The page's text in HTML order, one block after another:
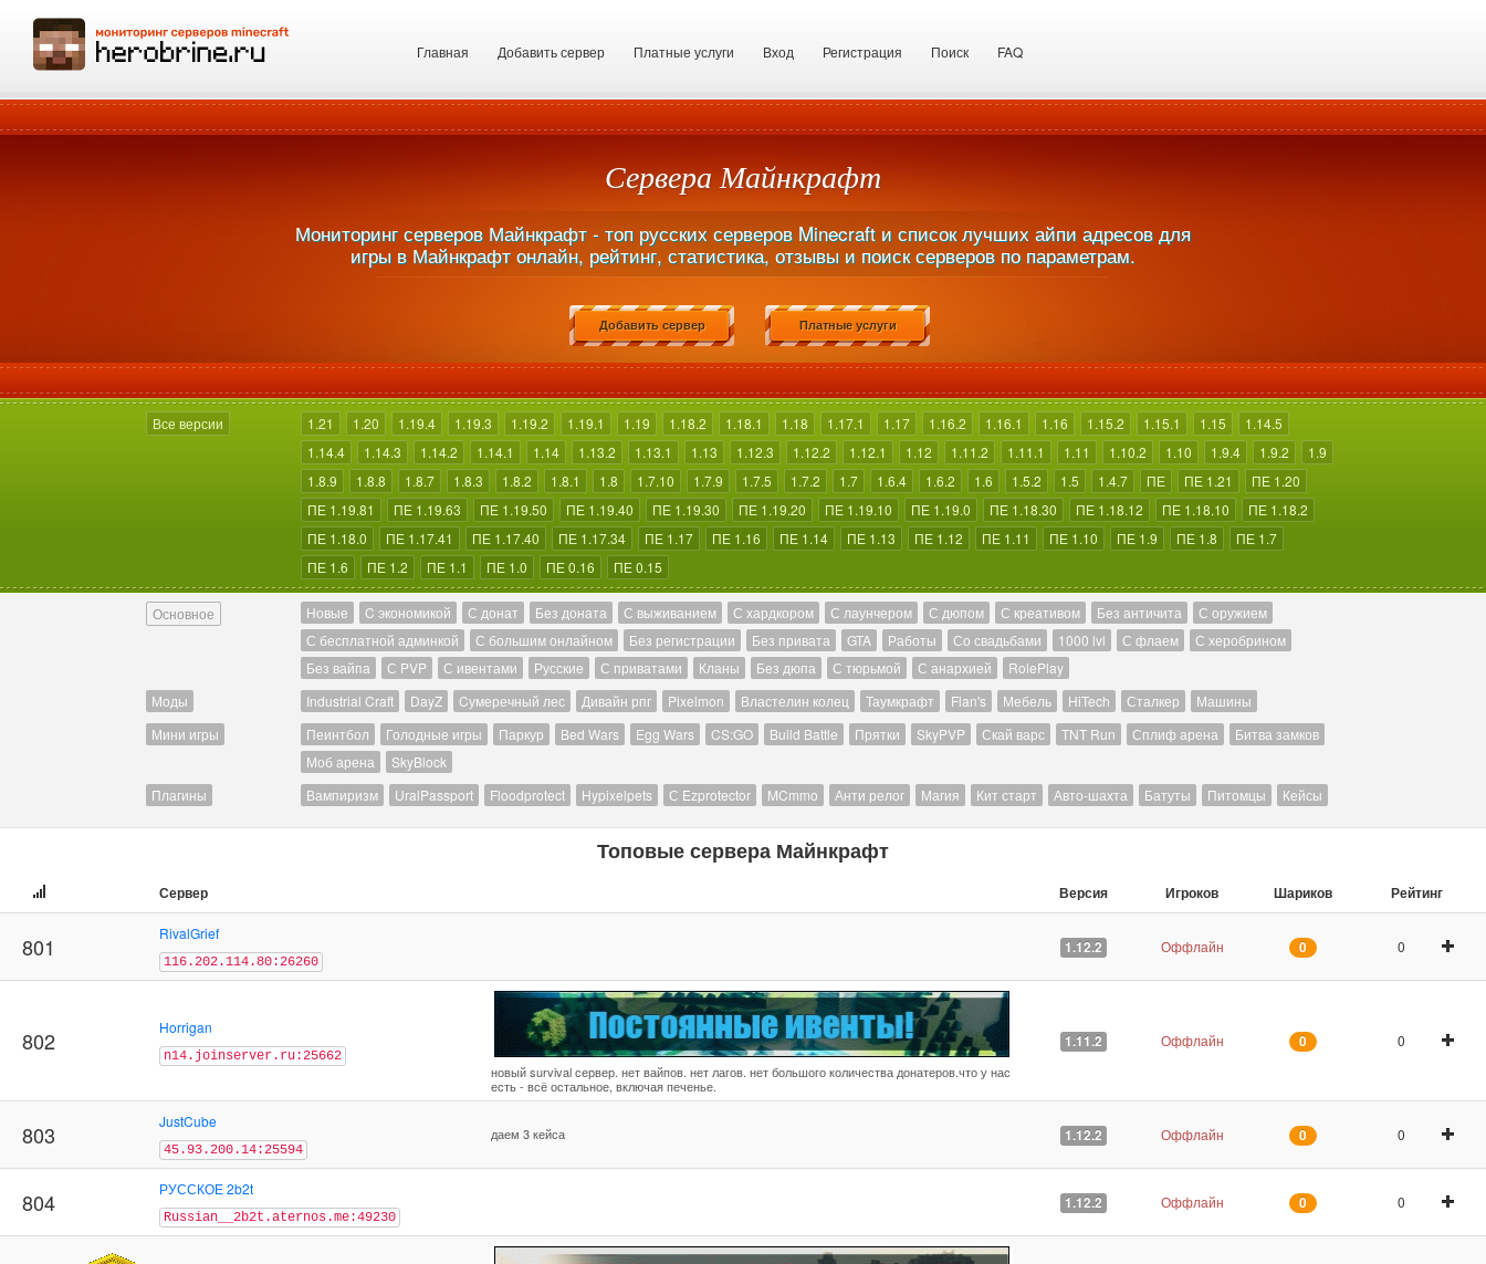
Главная Добавить сервер Платные услуги Вход Регистрация Поиск FAQ
Сервера Майнкрафт
Мониторинг серверов Майнкрафт - топ русских серверов Minecraft и список лучших айпи адресов для
игры в Майнкрафт онлайн, рейтинг, статистика, отзывы и поиск серверов по параметрам.
Добавить сервер Платные услуги
Все версии 1.21 1.20 1.19.4 1.19.3 1.19.2 1.19.1 1.19 1.18.2 1.18.1 1.18 1.17.1 1.17 1.16.2 1.16.1 1.16 1.15.2 1.15.1 1.15
1.14.5
1.14.4
1.14.3 1.14.2 1.14.1 1.14 1.13.2 1.13.1 1.13 1.12.3 1.12.2 1.12.1 1.12 1.11.2 1.11.1 1.11 1.10.2 1.10 1.9.4 1.9.2
1.9
1.8.9
1.8.8 1.8.7 1.8.3 1.8.2 1.8.1 1.8 1.7.10 1.7.9 1.7.5 1.7.2 1.7 1.6.4 1.6.2 1.6 1.5.2 1.5 1.4.7 ПЕ ПЕ 1.21
ПЕ 1.20
ПЕ 1.19.81
ПЕ 1.19.63 ПЕ 1.19.50 ПЕ 1.19.40 ПЕ 1.19.30 ПЕ 1.19.20 ПЕ 1.19.10 ПЕ 1.19.0 ПЕ 1.18.30 ПЕ 1.18.12 ПЕ 1.18.10
ПЕ 1.18.2
ПЕ 1.18.0
ПЕ 1.17.41 ПЕ 1.17.40 ПЕ 1.17.34 ПЕ 1.17 ПЕ 1.16 ПЕ 1.14 ПЕ 1.13 ПЕ 1.12 ПЕ 1.11 ПЕ 1.10 ПЕ 1.9 ПЕ 1.8
ПЕ 1.7
ПЕ 1.6
ПЕ 1.2 ПЕ 1.1 ПЕ 1.0 ПЕ 0.16 ПЕ 0.15
Основное Новые C экономикой С донат Без доната С выживанием С хардкором С лаунчером С дюпом С креативом Без античита
С оружием
С бесплатной админкой
С большим онлайном Без регистрации Без привата GTA Работы Со свадьбами 1000 lvl С флаем
С херобрином
Без вайпа
С PVP С ивентами Русские С приватами Кланы Без дюпа С тюрьмой С анархией
RolePlay
Моды
Industrial Craft DayZ Cумеречный лес Дивайн рпг Pixelmon Властелин колец Таумкрафт Flan's Мебель HiTech Сталкер
Машины
Мини игры
Пеинтбол Голодные игры Паркур Bed Wars Egg Wars CS:GO Build Battle Прятки SkyPVP Скай варс TNT Run Сплиф арена
Битва замков
Моб арена
SkyBlock
Плагины
Вампиризм UralPassport Floodprotect Hypixelpets С Ezprotector MCmmo Анти релог Магия Кит старт Авто-шахта Батуты Питомцы Кейсы
Топовые сервера Майнкрафт
Сервер Версия Игроков Шариков Рейтинг
801 RivalGrief
116.202.114.80:26260
1.12.2 Оффлайн 0 0
802 Horrigan
n14.joinserver.ru:25662
новый survival сервер. нет вайпов. нет лагов. нет большого количества донатеров.что у нас
есть - всё остальное, включая печенье.
1.11.2 Оффлайн 0 0
803 JustCube
45.93.200.14:25594
даем 3 кейса 1.12.2 Оффлайн 0 0
804 РУССКОЕ 2b2t
Russian__2b2t.aternos.me:49230
1.12.2 Оффлайн 0 0